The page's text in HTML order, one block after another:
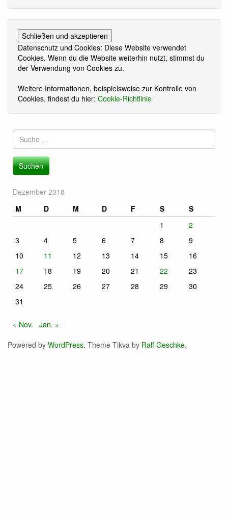
Datenschutz und Cookies: Diese Website verwendet
Cookies. Wenn du die Website weiterhin nutzt, stimmst du
der Verwendung von Cookies zu.
Weitere Informationen, beispielsweise zur Kontrolle von
Cookies, findest du hier: Cookie-Richtlinie
Suche
nach:
Dezember 2018
M
D M D F S
S
1
2
3
4 5 6 7 8
9
10
11 12 13 14 15
16
17
18 19 20 21 22
23
24
25 26 27 28 29
30
31
« Nov.
Jan. »
Powered by WordPress. Theme Tikva by Ralf Geschke.